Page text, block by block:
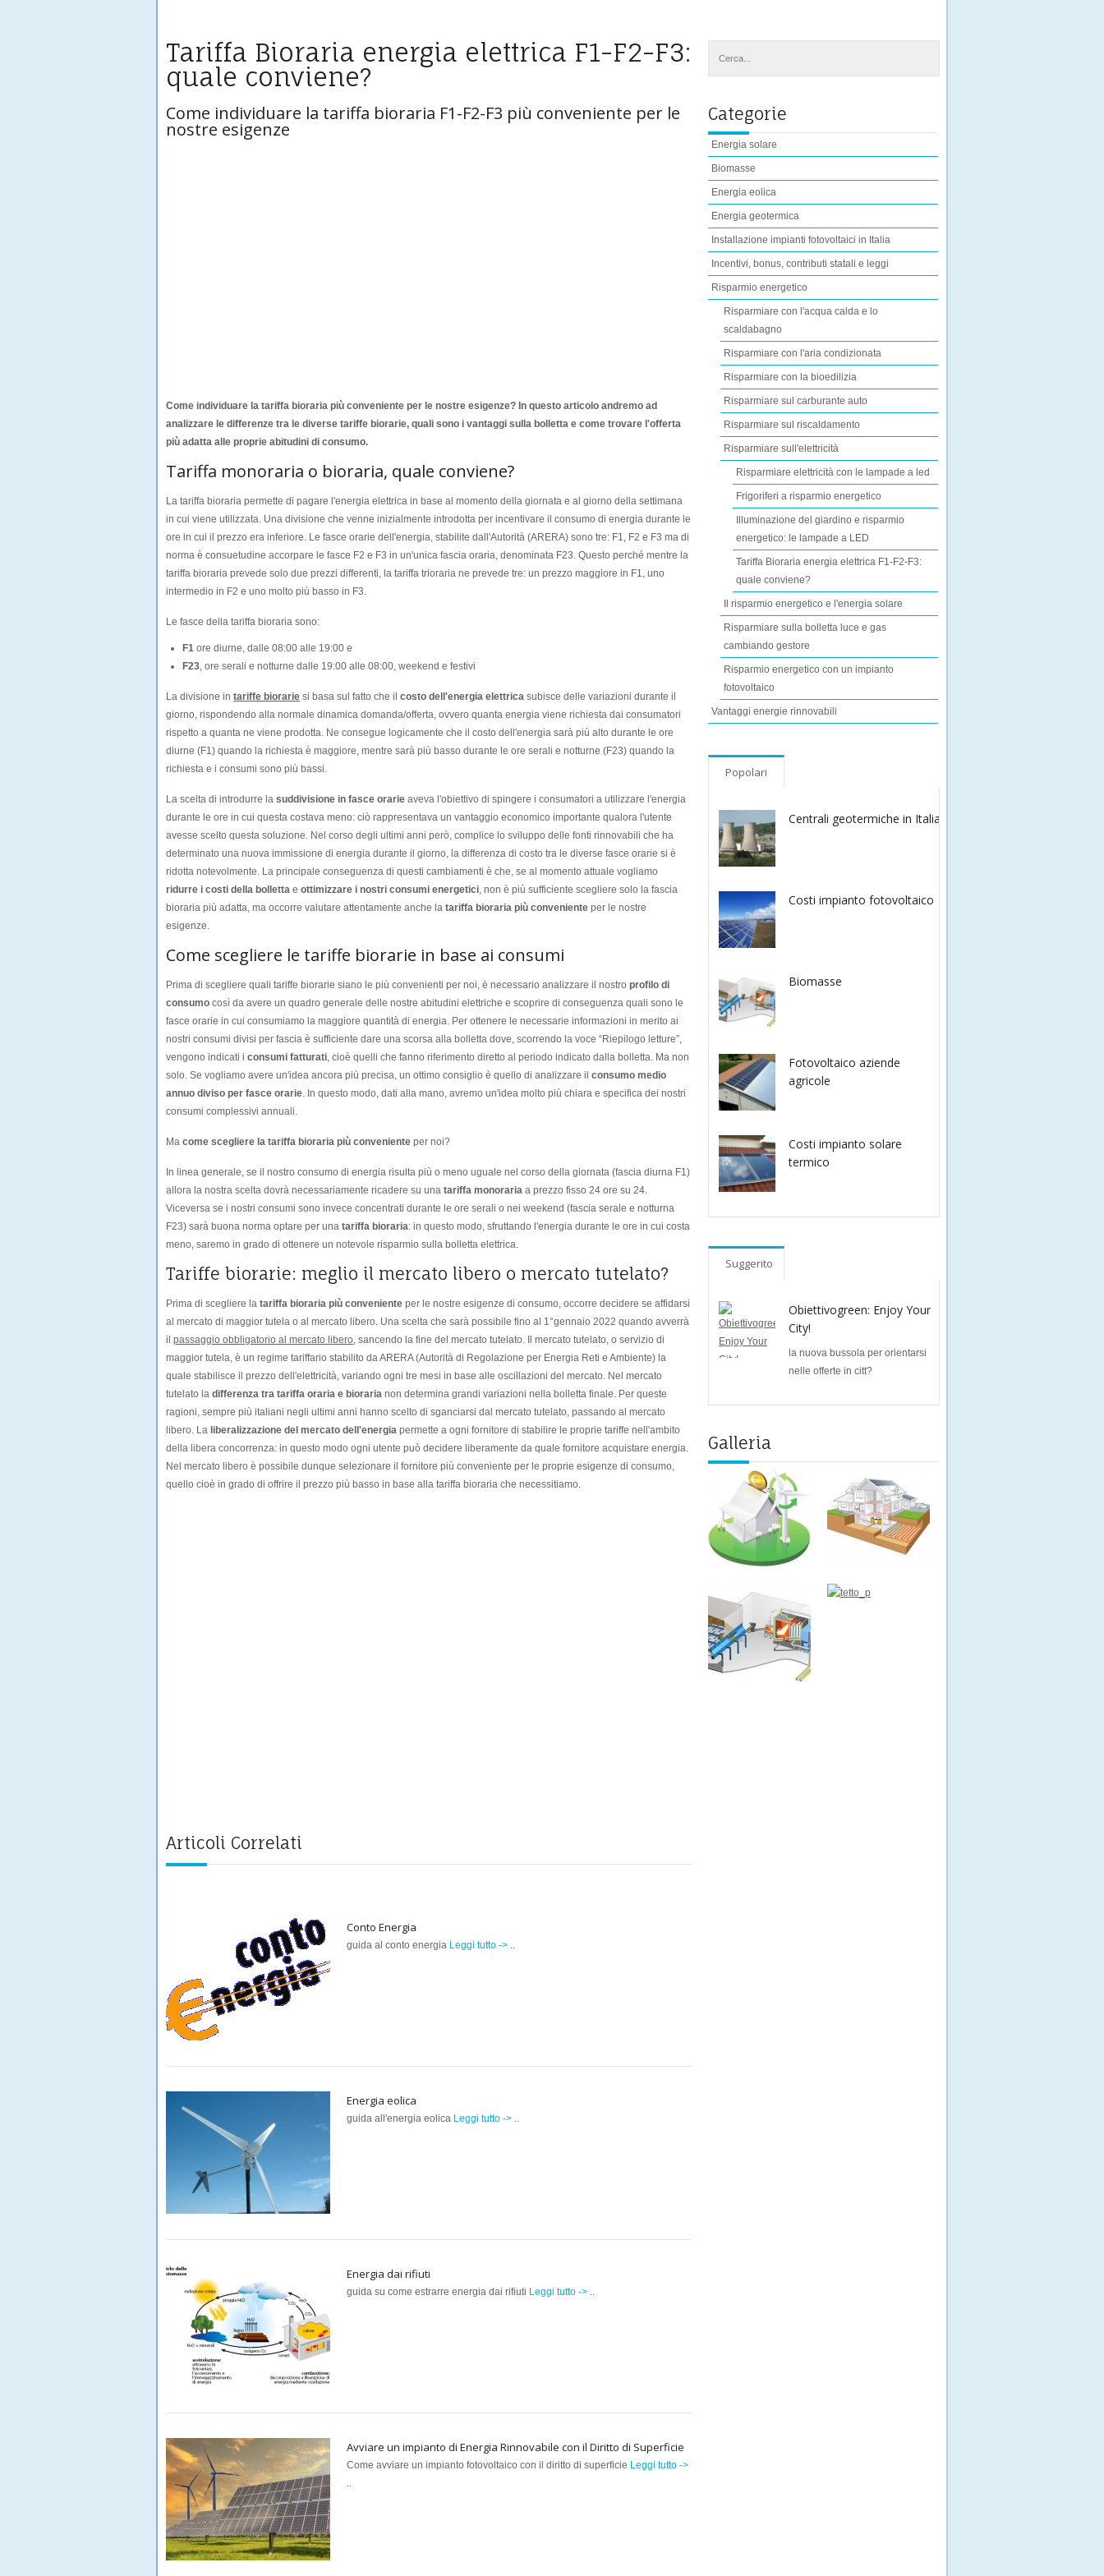
Tariffa Bioraria energia elettrica F1-F2-F3:
quale conviene?
Come individuare la tariffa bioraria F1-F2-F3 più conveniente per le
nostre esigenze
Come individuare la tariffa bioraria più conveniente per le nostre esigenze? In questo articolo andremo ad
analizzare le differenze tra le diverse tariffe biorarie, quali sono i vantaggi sulla bolletta e come trovare l'offerta
più adatta alle proprie abitudini di consumo.
Tariffa monoraria o bioraria, quale conviene?
La tariffa bioraria permette di pagare l'energia elettrica in base al momento della giornata e al giorno della settimana
in cui viene utilizzata. Una divisione che venne inizialmente introdotta per incentivare il consumo di energia durante le
ore in cui il prezzo era inferiore. Le fasce orarie dell'energia, stabilite dall'Autorità (ARERA) sono tre: F1, F2 e F3 ma di
norma è consuetudine accorpare le fasce F2 e F3 in un'unica fascia oraria, denominata F23. Questo perché mentre la
tariffa bioraria prevede solo due prezzi differenti, la tariffa trioraria ne prevede tre: un prezzo maggiore in F1, uno
intermedio in F2 e uno molto più basso in F3.
Le fasce della tariffa bioraria sono:
F1 ore diurne, dalle 08:00 alle 19:00 e
F23, ore serali e notturne dalle 19:00 alle 08:00, weekend e festivi
La divisione in tariffe biorarie si basa sul fatto che il costo dell'energia elettrica subisce delle variazioni durante il
giorno, rispondendo alla normale dinamica domanda/offerta, ovvero quanta energia viene richiesta dai consumatori
rispetto a quanta ne viene prodotta. Ne consegue logicamente che il costo dell'energia sarà più alto durante le ore
diurne (F1) quando la richiesta è maggiore, mentre sarà più basso durante le ore serali e notturne (F23) quando la
richiesta e i consumi sono più bassi.
La scelta di introdurre la suddivisione in fasce orarie aveva l'obiettivo di spingere i consumatori a utilizzare l'energia
durante le ore in cui questa costava meno: ciò rappresentava un vantaggio economico importante qualora l'utente
avesse scelto questa soluzione. Nel corso degli ultimi anni però, complice lo sviluppo delle fonti rinnovabili che ha
determinato una nuova immissione di energia durante il giorno, la differenza di costo tra le diverse fasce orarie si è
ridotta notevolmente. La principale conseguenza di questi cambiamenti è che, se al momento attuale vogliamo
ridurre i costi della bolletta e ottimizzare i nostri consumi energetici, non è più sufficiente scegliere solo la fascia
bioraria più adatta, ma occorre valutare attentamente anche la tariffa bioraria più conveniente per le nostre
esigenze.
Come scegliere le tariffe biorarie in base ai consumi
Prima di scegliere quali tariffe biorarie siano le più convenienti per noi, è necessario analizzare il nostro profilo di
consumo così da avere un quadro generale delle nostre abitudini elettriche e scoprire di conseguenza quali sono le
fasce orarie in cui consumiamo la maggiore quantità di energia. Per ottenere le necessarie informazioni in merito ai
nostri consumi divisi per fascia è sufficiente dare una scorsa alla bolletta dove, scorrendo la voce “Riepilogo letture”,
vengono indicati i consumi fatturati, cioè quelli che fanno riferimento diretto al periodo indicato dalla bolletta. Ma non
solo. Se vogliamo avere un'idea ancora più precisa, un ottimo consiglio è quello di analizzare il consumo medio
annuo diviso per fasce orarie. In questo modo, dati alla mano, avremo un'idea molto più chiara e specifica dei nostri
consumi complessivi annuali.
Ma come scegliere la tariffa bioraria più conveniente per noi?
In linea generale, se il nostro consumo di energia risulta più o meno uguale nel corso della giornata (fascia diurna F1)
allora la nostra scelta dovrà necessariamente ricadere su una tariffa monoraria a prezzo fisso 24 ore su 24.
Viceversa se i nostri consumi sono invece concentrati durante le ore serali o nei weekend (fascia serale e notturna
F23) sarà buona norma optare per una tariffa bioraria: in questo modo, sfruttando l'energia durante le ore in cui costa
meno, saremo in grado di ottenere un notevole risparmio sulla bolletta elettrica.
Tariffe biorarie: meglio il mercato libero o mercato tutelato?
Prima di scegliere la tariffa bioraria più conveniente per le nostre esigenze di consumo, occorre decidere se affidarsi
al mercato di maggior tutela o al mercato libero. Una scelta che sarà possibile fino al 1°gennaio 2022 quando avverrà
il passaggio obbligatorio al mercato libero, sancendo la fine del mercato tutelato. Il mercato tutelato, o servizio di
maggior tutela, è un regime tariffario stabilito da ARERA (Autorità di Regolazione per Energia Reti e Ambiente) la
quale stabilisce il prezzo dell'elettricità, variando ogni tre mesi in base alle oscillazioni del mercato. Nel mercato
tutelato la differenza tra tariffa oraria e bioraria non determina grandi variazioni nella bolletta finale. Per queste
ragioni, sempre più italiani negli ultimi anni hanno scelto di sganciarsi dal mercato tutelato, passando al mercato
libero. La liberalizzazione del mercato dell'energia permette a ogni fornitore di stabilire le proprie tariffe nell'ambito
della libera concorrenza: in questo modo ogni utente può decidere liberamente da quale fornitore acquistare energia.
Nel mercato libero è possibile dunque selezionare il fornitore più conveniente per le proprie esigenze di consumo,
quello cioè in grado di offrire il prezzo più basso in base alla tariffa bioraria che necessitiamo.
Articoli Correlati
Conto Energia
guida al conto energia Leggi tutto -> ..
Energia eolica
guida all'energia eolica Leggi tutto -> ..
Energia dai rifiuti
guida su come estrarre energia dai rifiuti Leggi tutto -> ..
Avviare un impianto di Energia Rinnovabile con il Diritto di Superficie
Come avviare un impianto fotovoltaico con il diritto di superficie Leggi tutto ->
..
Categorie
Energia solare
Biomasse
Energia eolica
Energia geotermica
Installazione impianti fotovoltaici in Italia
Incentivi, bonus, contributi statali e leggi
Risparmio energetico
Risparmiare con l'acqua calda e lo
scaldabagno
Risparmiare con l'aria condizionata
Risparmiare con la bioedilizia
Risparmiare sul carburante auto
Risparmiare sul riscaldamento
Risparmiare sull'elettricità
Risparmiare elettricità con le lampade a led
Frigoriferi a risparmio energetico
Illuminazione del giardino e risparmio
energetico: le lampade a LED
Tariffa Bioraria energia elettrica F1-F2-F3:
quale conviene?
Il risparmio energetico e l'energia solare
Risparmiare sulla bolletta luce e gas
cambiando gestore
Risparmio energetico con un impianto
fotovoltaico
Vantaggi energie rinnovabili
Popolari
Centrali geotermiche in Italia
Costi impianto fotovoltaico
Biomasse
Fotovoltaico aziende
agricole
Costi impianto solare
termico
Suggerito
Obiettivogreen: Enjoy Your
City!
la nuova bussola per orientarsi
nelle offerte in citt?
Galleria